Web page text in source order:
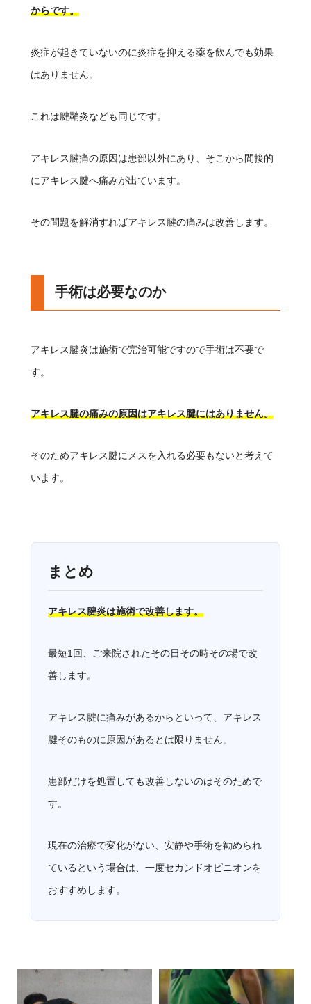
からです。
炎症が起きていないのに炎症を抑える薬を飲んでも効果
はありません。
これは腱鞘炎なども同じです。
アキレス腱痛の原因は患部以外にあり、そこから間接的
にアキレス腱へ痛みが出ています。
その問題を解消すればアキレス腱の痛みは改善します。
手術は必要なのか
アキレス腱炎は施術で完治可能ですので手術は不要で
す。
アキレス腱の痛みの原因はアキレス腱にはありません。
そのためアキレス腱にメスを入れる必要もないと考えて
います。
まとめ
アキレス腱炎は施術で改善します。
最短1回、ご来院されたその日その時その場で改
善します。
アキレス腱に痛みがあるからといって、アキレス
腱そのものに原因があるとは限りません。
患部だけを処置しても改善しないのはそのためで
す。
現在の治療で変化がない、安静や手術を勧められ
ているという場合は、一度セカンドオピニオンを
おすすめします。